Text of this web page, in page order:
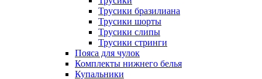
Трусики бразилиана
Трусики шорты
Трусики слипы
Трусики стринги
Пояса для чулок
Комплекты нижнего белья
Купальники